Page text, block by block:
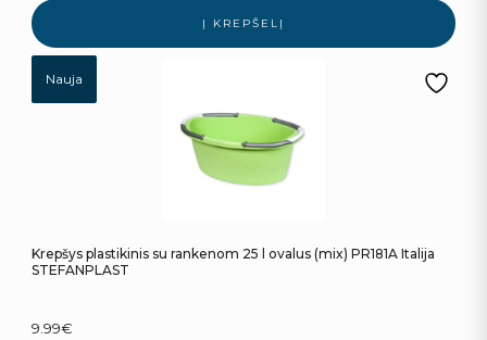
Į KREPŠELĮ
Nauja
Krepšys plastikinis su rankenom 25 l ovalus (mix) PR181A Italija
STEFANPLAST
9.99€